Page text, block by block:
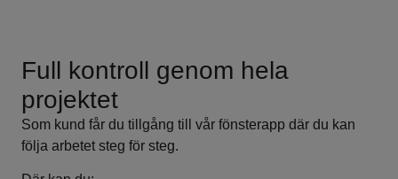
Full kontroll genom hela
projektet
Som kund får du tillgång till vår fönsterapp där du kan
följa arbetet steg för steg.